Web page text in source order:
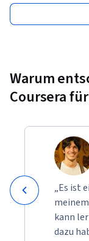
Warum
Coursera
„Es ist
kann
dazu